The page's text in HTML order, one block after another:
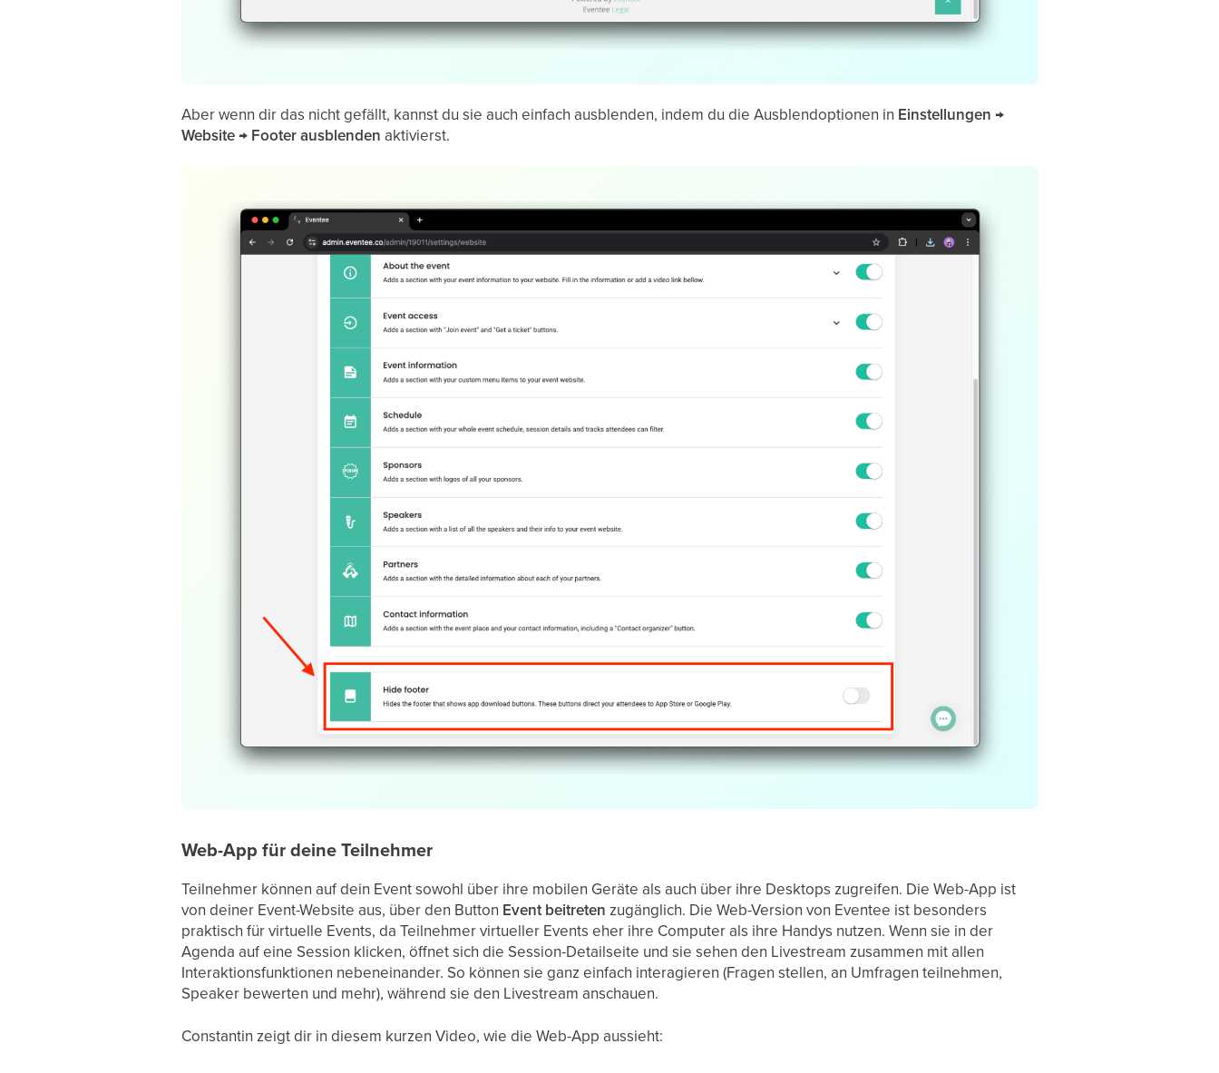
Aber wenn dir das nicht gefällt, kannst du sie auch einfach ausblenden, indem du die Ausblendoptionen in Einstellungen →
Website → Footer ausblenden aktivierst.
Web-App für deine Teilnehmer
Teilnehmer können auf dein Event sowohl über ihre mobilen Geräte als auch über ihre Desktops zugreifen. Die Web-App ist
von deiner Event-Website aus, über den Button Event beitreten zugänglich. Die Web-Version von Eventee ist besonders
praktisch für virtuelle Events, da Teilnehmer virtueller Events eher ihre Computer als ihre Handys nutzen. Wenn sie in der
Agenda auf eine Session klicken, öffnet sich die Session-Detailseite und sie sehen den Livestream zusammen mit allen
Interaktionsfunktionen nebeneinander. So können sie ganz einfach interagieren (Fragen stellen, an Umfragen teilnehmen,
Speaker bewerten und mehr), während sie den Livestream anschauen.
Constantin zeigt dir in diesem kurzen Video, wie die Web-App aussieht: